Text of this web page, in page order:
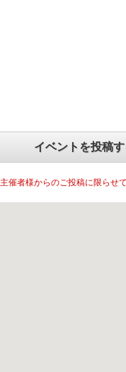
イベントを投稿
主催者様からのご投稿に限らせ